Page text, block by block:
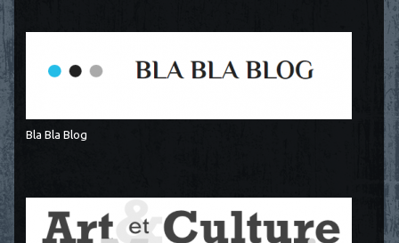
Bla Bla Blog